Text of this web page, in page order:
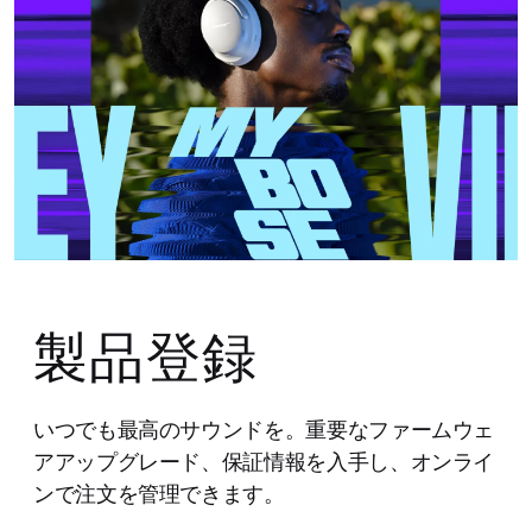
製品登録
いつでも最高のサウンドを。重要なファームウェ
アアップグレード、保証情報を入手し、オンライ
ンで注文を管理できます。